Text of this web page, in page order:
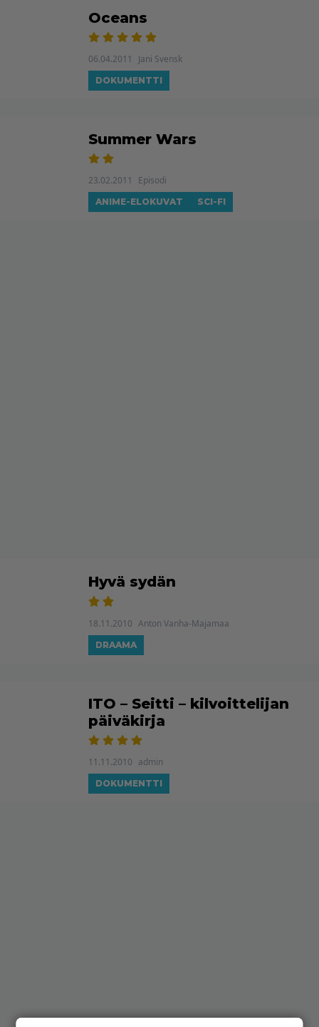
Oceans
06.04.2011 Jani Svensk
DOKUMENTTI
Summer Wars
23.02.2011 Episodi
ANIME-ELOKUVAT SCI-FI
Hyvä sydän
18.11.2010 Anton Vanha-Majamaa
DRAAMA
ITO – Seitti – kilvoittelijan
päiväkirja
11.11.2010 admin
DOKUMENTTI